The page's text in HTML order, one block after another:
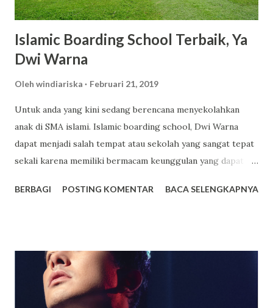
elegan dan tidak mengganggu. 3. Kandungan Glutat...
Islamic Boarding School Terbaik, Ya
Dwi Warna
Oleh windiariska Februari 21, 2019
Untuk anda yang kini sedang berencana menyekolahkan
anak di SMA islami. Islamic boarding school, Dwi Warna
dapat menjadi salah tempat atau sekolah yang sangat tepat
sekali karena memiliki bermacam keunggulan yang dapat
sekolah anak. Dwi Warna sendiri ialah sekolah yang
yang sekolah di tempat tersebut. Bagi yang berencana
untuk menyekolahkan anaknya di tempat tersebut berikut
akan saya paparkan beberapa keunggulannya. Fasilitas
BERBAGI POSTING KOMENTAR BACA SELENGKAPNYA